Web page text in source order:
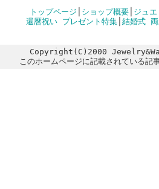
トップページ ショップ概要│ ジュ
還暦祝い プレゼント特集 結婚式
Copyright(C)2000
このホームページに記載されている記